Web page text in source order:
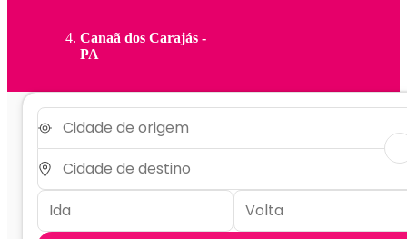
Canaã dos Carajás -
PA